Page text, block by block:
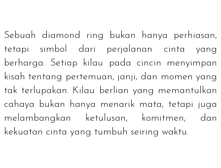
Sebuah diamond ring bukan hanya perhiasan,
tetapi simbol dari perjalanan cinta yang
berharga. Setiap kilau pada cincin menyimpan
kisah tentang pertemuan, janji, dan momen yang
tak terlupakan. Kilau berlian yang memantulkan
cahaya bukan hanya menarik mata, tetapi juga
melambangkan ketulusan, komitmen, dan
kekuatan cinta yang tumbuh seiring waktu.